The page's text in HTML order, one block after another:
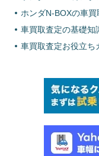
ホンダN-BOXの車
車買取査定の基礎知
車買取査定お役立ち